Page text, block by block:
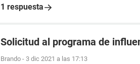
1 respuesta
Solicitud al programa de
Brando - 3 dic 2021 a las 17:13